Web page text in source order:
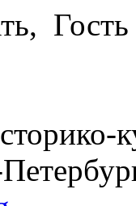
Гость